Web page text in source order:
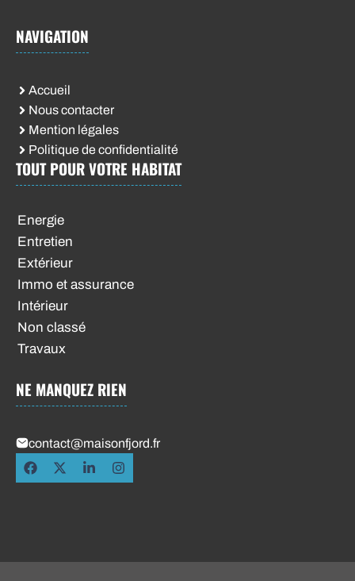
NAVIGATION
Accueil
Nous contacter
Mention légales
Politique de confidentialité
TOUT POUR VOTRE HABITAT
Energie
Entretien
Extérieur
Immo et assurance
Intérieur
Non classé
Travaux
NE MANQUEZ RIEN
contact@maisonfjord.fr